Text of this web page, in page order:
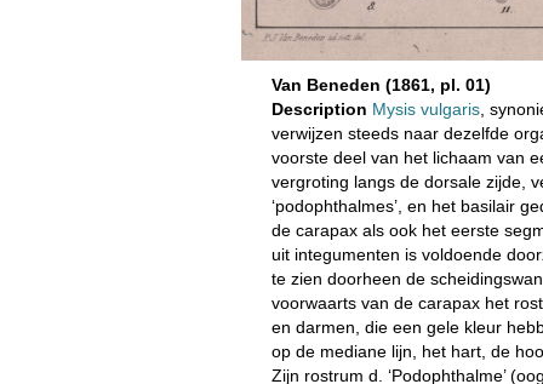
Van Beneden (1861, pl. 01)
Description Mysis vulgaris,
verwijzen steeds naar dezelfde
voorste deel van het lichaam van
vergroting langs de dorsale zijde,
‘podophthalmes’, en het basilair
de carapax als ook het eerste
uit integumenten is voldoende
te zien doorheen de
voorwaarts van de carapax het
en darmen, die een gele kleur
op de mediane lijn, het hart, de
Zijn rostrum d. ‘Podophthalme’